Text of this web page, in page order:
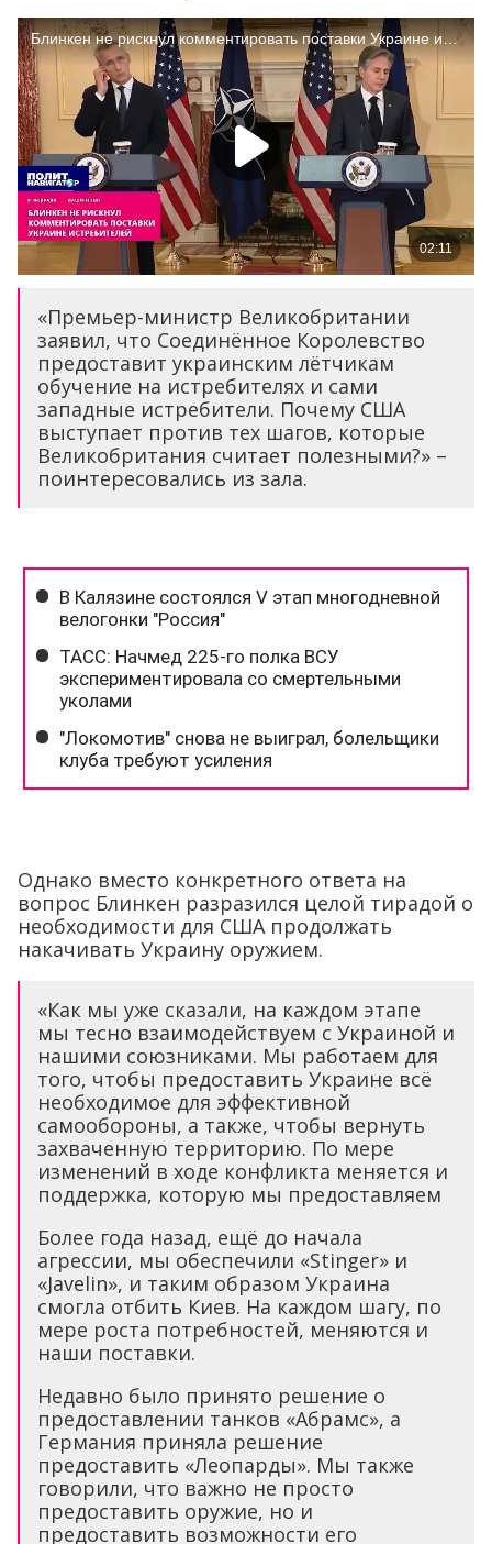
«Премьер-министр Великобритании
заявил, что Соединённое Королевство
предоставит украинским лётчикам
обучение на истребителях и сами
западные истребители. Почему США
выступает против тех шагов, которые
Великобритания считает полезными?» –
поинтересовались из зала.
Однако вместо конкретного ответа на
вопрос Блинкен разразился целой тирадой о
необходимости для США продолжать
накачивать Украину оружием.
«Как мы уже сказали, на каждом этапе
мы тесно взаимодействуем с Украиной и
нашими союзниками. Мы работаем для
того, чтобы предоставить Украине всё
необходимое для эффективной
самообороны, а также, чтобы вернуть
захваченную территорию. По мере
изменений в ходе конфликта меняется и
поддержка, которую мы предоставляем
Более года назад, ещё до начала
агрессии, мы обеспечили «Stinger» и
«Javelin», и таким образом Украина
смогла отбить Киев. На каждом шагу, по
мере роста потребностей, меняются и
наши поставки.
Недавно было принято решение о
предоставлении танков «Абрамс», а
Германия приняла решение
предоставить «Леопарды». Мы также
говорили, что важно не просто
предоставить оружие, но и
предоставить возможности его